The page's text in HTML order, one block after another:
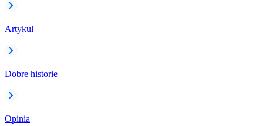
Artykuł
Dobre historie
Opinia